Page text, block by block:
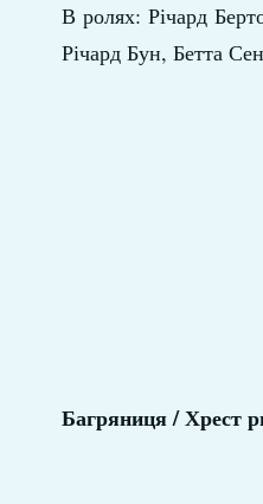
В ролях: Річард
Річард Бун, Бетта
Багряниця / Хрест